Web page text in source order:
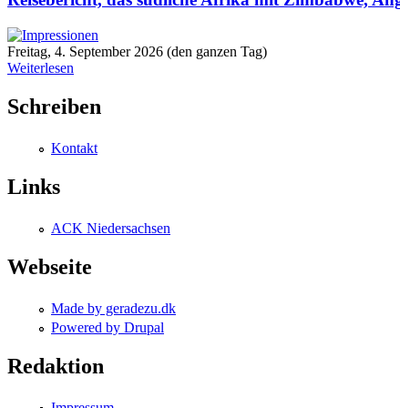
Freitag, 4. September 2026 (den ganzen Tag)
Weiterlesen
Schreiben
Kontakt
Links
ACK Niedersachsen
Webseite
Made by geradezu.dk
Powered by Drupal
Redaktion